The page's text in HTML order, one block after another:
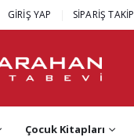
GİRİŞ YAP SİPARİŞ TAKİP
Çocuk Kitapları